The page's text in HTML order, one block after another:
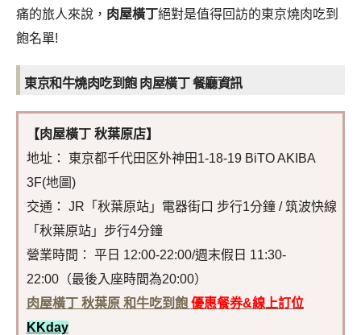
痛的旅人來說， 肉屋橫丁絕對是值得回訪的東京燒肉吃到
飽名單!
東京和牛燒肉吃到飽 肉屋橫丁 餐廳資訊
【肉屋橫丁 秋葉原店】
地址： 東京都千代田区外神田1-18-19 BiTO AKIBA
3F(地圖)
交通： JR「秋葉原站」電器街口 步行1分鐘 / 筑波快線
「秋葉原站」步行4分鐘
營業時間： 平日 12:00-22:00/週末假日 11:30-
22:00（最後入座時間為20:00）
肉屋橫丁 秋葉原 和牛吃到飽 優惠餐券&線上訂位
KKday